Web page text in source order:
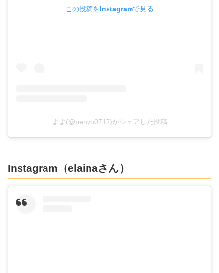
この投稿をInstagramで見る
よよ(@penyo0717)がシェアした投稿
Instagram（elainaさん）